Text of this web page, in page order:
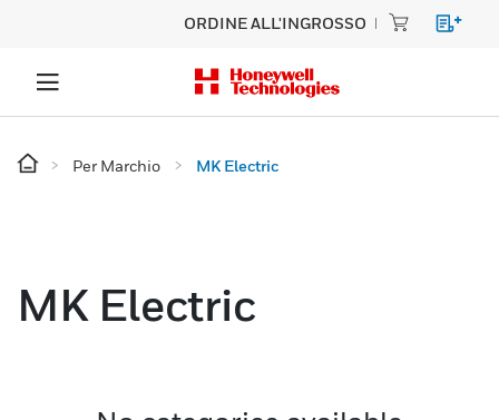
ORDINE ALL'INGROSSO
Per Marchio MK Electric
MK Electric